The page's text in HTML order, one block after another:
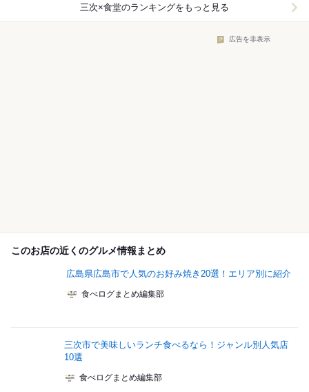
三次×食堂のランキングをもっと見る
広告を非表示
このお店の近くのグルメ情報まとめ
広島県広島市で人気のお好み焼き20選！エリア別に紹介
食べログまとめ編集部
三次市で美味しいランチ食べるなら！ジャンル別人気店
10選
食べログまとめ編集部